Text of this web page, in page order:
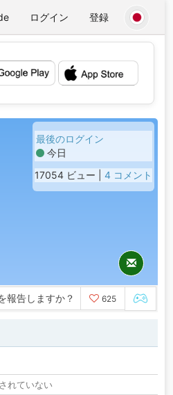
ログイン 登録
最後のログイン
今日
17054 ビュー | 4 コメント
報告しますか？ 625
れていない